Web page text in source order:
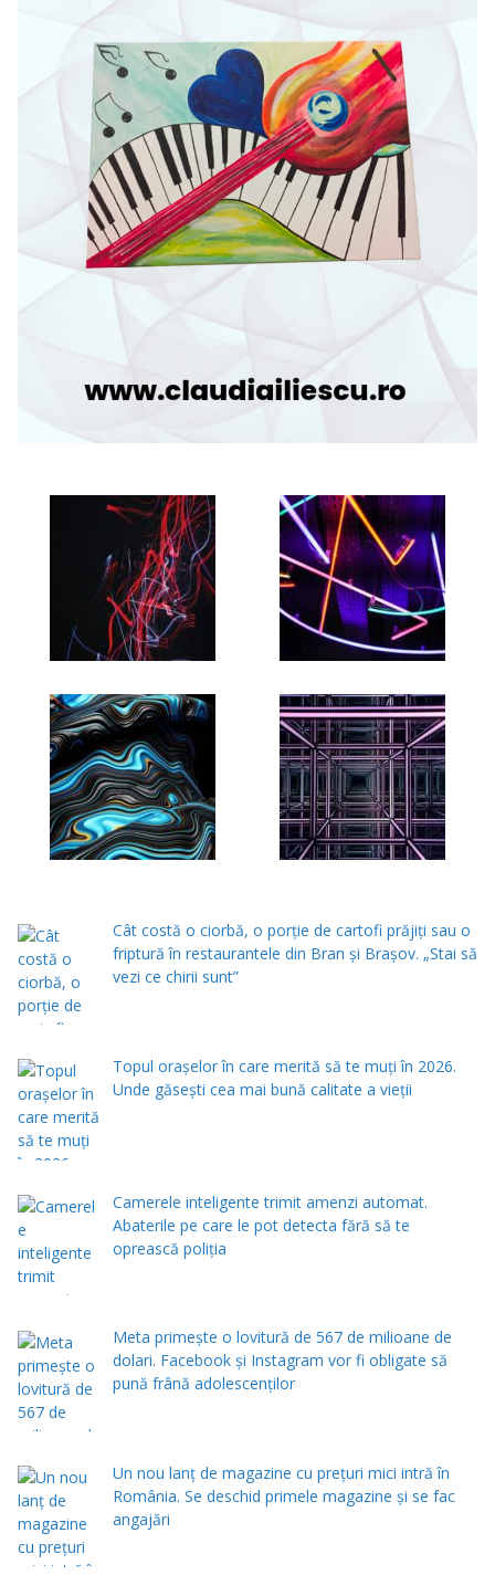
Cât costă o ciorbă, o porţie de cartofi prăjiţi sau o
friptură în restaurantele din Bran şi Braşov. „Stai să
vezi ce chirii sunt”
Topul orașelor în care merită să te muți în 2026.
Unde găsești cea mai bună calitate a vieții
Camerele inteligente trimit amenzi automat.
Abaterile pe care le pot detecta fără să te
oprească poliția
Meta primește o lovitură de 567 de milioane de
dolari. Facebook și Instagram vor fi obligate să
pună frână adolescenților
Un nou lanț de magazine cu prețuri mici intră în
România. Se deschid primele magazine și se fac
angajări